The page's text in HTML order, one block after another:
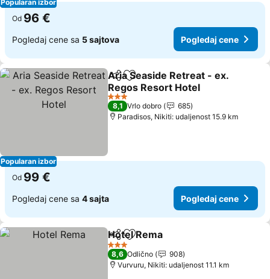
Popularan izbor
Od 96 €
Pogledaj cene sa 5 sajtova Pogledaj cene
Popularan izbor
Deli Dodati u favorite
Aria Seaside Retreat - ex.
Regos Resort Hotel
3 Zvezdice
8,1 Vrlo dobro
685
Paradisos, Nikiti: udaljenost 15.9 km
Od 99 €
Pogledaj cene sa 4 sajta Pogledaj cene
Deli Dodati u favorite
Hotel Rema
3 Zvezdice
8,6 Odlično
908
Vurvuru, Nikiti: udaljenost 11.1 km